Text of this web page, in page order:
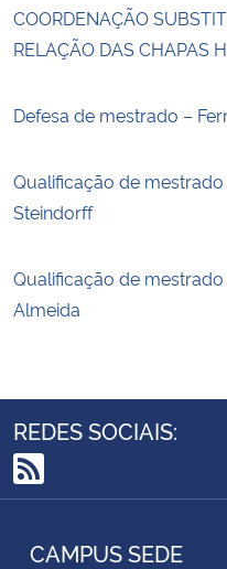
COORDENAÇÃO
RELAÇÃO DAS CHAPAS
Defesa de mestrado –
Qualificação de
Steindorff
Qualificação de
Almeida
REDES SOCIAIS:
RSS
CAMPUS SEDE